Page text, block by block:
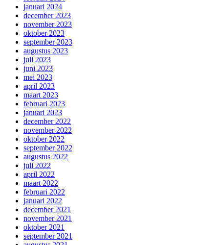
januari 2024
december 2023
november 2023
oktober 2023
september 2023
augustus 2023
juli 2023
juni 2023
mei 2023
april 2023
maart 2023
februari 2023
januari 2023
december 2022
november 2022
oktober 2022
september 2022
augustus 2022
juli 2022
april 2022
maart 2022
februari 2022
januari 2022
december 2021
november 2021
oktober 2021
september 2021